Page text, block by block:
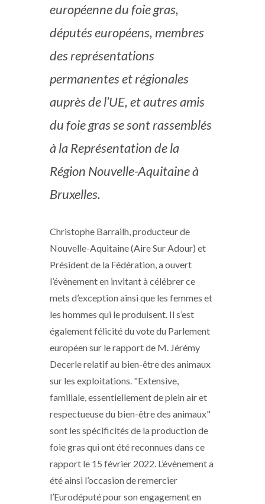
européenne du foie gras,
députés européens, membres
des représentations
permanentes et régionales
auprès de l’UE, et autres amis
du foie gras se sont rassemblés
à la Représentation de la
Région Nouvelle-Aquitaine à
Bruxelles.
Christophe Barrailh, producteur de
Nouvelle-Aquitaine (Aire Sur Adour) et
Président de la Fédération, a ouvert
l’évènement en invitant à célébrer ce
mets d’exception ainsi que les femmes et
les hommes qui le produisent. Il s’est
également félicité du vote du Parlement
européen sur le rapport de M. Jérémy
Decerle relatif au bien-être des animaux
sur les exploitations. "Extensive,
familiale, essentiellement de plein air et
respectueuse du bien-être des animaux"
sont les spécificités de la production de
foie gras qui ont été reconnues dans ce
rapport le 15 février 2022. L’évènement a
été ainsi l’occasion de remercier
l’Eurodéputé pour son engagement en